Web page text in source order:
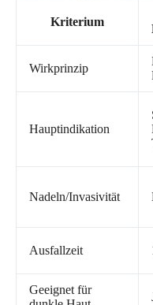
Kriterium
Wirkprinzip
Hauptindikation
Nadeln/Invasivität
Ausfallzeit
Geeignet für